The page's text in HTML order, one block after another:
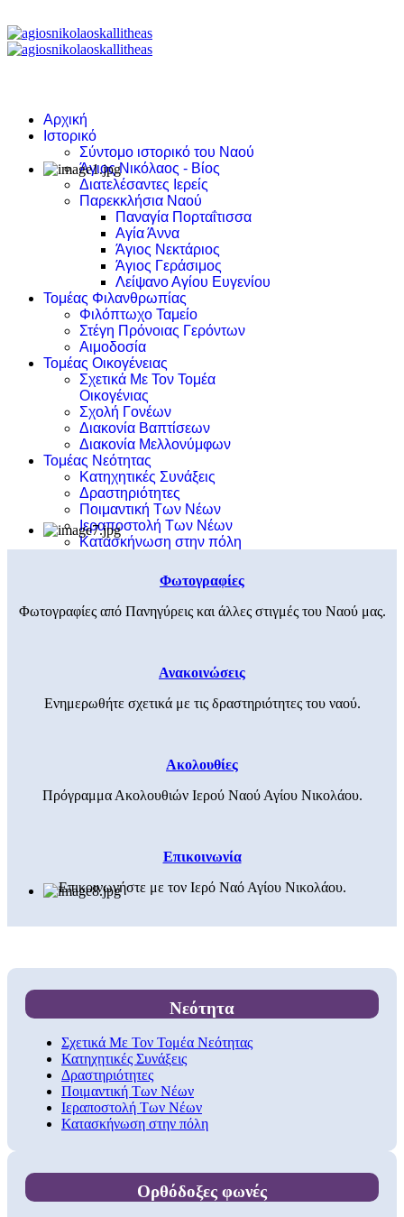
Αρχική
Ιστορικό
Σύντομο ιστορικό του Ναού
Άγιος Νικόλαος - Βίος
Διατελέσαντες Ιερείς
Παρεκκλήσια Ναού
Παναγία Πορταΐτισσα
Αγία Άννα
Άγιος Νεκτάριος
Άγιος Γεράσιμος
Λείψανο Αγίου Ευγενίου
Τομέας Φιλανθρωπίας
Φιλόπτωχο Ταμείο
Στέγη Πρόνοιας Γερόντων
Αιμοδοσία
Τομέας Οικογένειας
Σχετικά Με Τον Τομέα
Οικογένιας
Σχολή Γονέων
Διακονία Βαπτίσεων
Διακονία Μελλονύμφων
Τομέας Νεότητας
Κατηχητικές Συνάξεις
Δραστηριότητες
Ποιμαντική Των Νέων
Ιεραποστολή Των Νέων
Κατασκήνωση στην πόλη
Φωτογραφίες
Φωτογραφίες από Πανηγύρεις και άλλες στιγμές του Ναού μας.
Ανακοινώσεις
Ενημερωθήτε σχετικά με τις δραστηριότητες του ναού.
Ακολουθίες
Πρόγραμμα Ακολουθιών Ιερού Ναού Αγίου Νικολάου.
Επικοινωνία
Επικοινωνήστε με τον Ιερό Ναό Αγίου Νικολάου.
Νεότητα
Σχετικά Με Τον Τομέα Νεότητας
Κατηχητικές Συνάξεις
Δραστηριότητες
Ποιμαντική Των Νέων
Ιεραποστολή Των Νέων
Κατασκήνωση στην πόλη
Ορθόδοξες φωνές